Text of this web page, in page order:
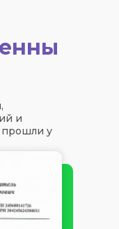
и
прошли у